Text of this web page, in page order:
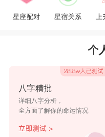
天生浪漫多情的
座对于感觉不错的都不
人，对方的一句话一个
生怕错过了对方给的
的人单纯爱幻想，在
所以很容易被人利用
星座配对 星宿关系
个
八字精批
详细八字分析，
全方面了解你的命运情况